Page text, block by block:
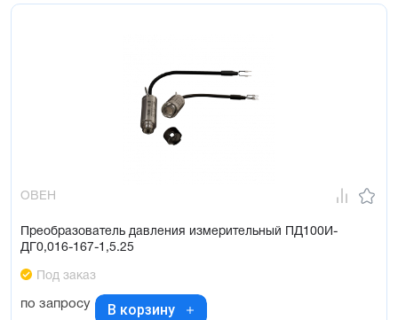
ОВЕН
Преобразователь давления измерительный ПД100И-
ДГ0,016-167-1,5.25
Под заказ
по запросу В корзину